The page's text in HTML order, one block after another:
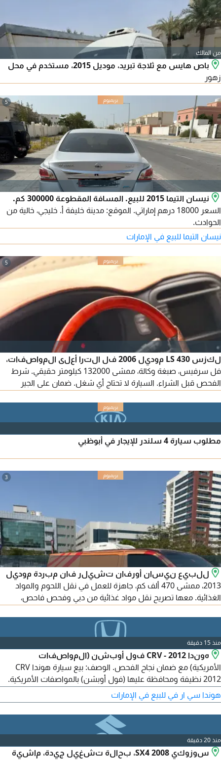
من المالك
باص هايس مع ثلاجة تبريد، موديل 2015، مستخدم في محل
زهور
5
نيسان التيما 2015 للبيع. المسافة المقطوعة 300000 كم.
السعر 18000 درهم إماراتي. الموقع: مدينة خليفة أ. خليجي، خالية من
الحوادث.
نيسان التيما للبيع في الإمارات
5
لكزس LS 430 موديل 2006 فل الترا أعلى المواصفات،
فل سرفيس، صبغة وكالة، ممشى 132000 كيلومتر حقيقي. شرط
الفحص قبل الشراء. السيارة لا تحتاج أي شغل. ضمان على الجير
مطلوب سيارة 4 سلندر للإيجار في أبوظبي
3
للبيع نيسان أورفان تشيلر فان مبردة موديل
2013، ممشى 470 ألف كم، جاهزة للعمل في نقل اللحوم والمواد
الغذائية. معها تصريح نقل مواد غذائية من دبي وفحص فاحص،
100%. تم تغيير القطع الاستهلاكية وعمل الصيانات اللازمة. عليها
ملصق إعلاني بتصريح RTA ويمكن إزالته. مناسبة للملاحم والمطاعم
وشركات التموين، والفحص مرحب به.
منذ 15 دقيقة
هوندا CRV - 2012 فول أوبشن (المواصفات
الأمريكية) مع ضمان نجاح الفحص. الوصف: بيع سيارة هوندا CRV
2012 نظيفة ومحافظة عليها (فول أوبشن) بالمواصفات الأمريكية.
هذه السيارة موثوقة للغاية، موفرة للوقود، وفي حالة تشغيل ممتازة.
جاهزة للقيادة.
هوندا سي ار في للبيع في الإمارات
منذ 20 دقيقة
سوزوكي SX4 2008، بحالة تشغيل جيدة، ماشية